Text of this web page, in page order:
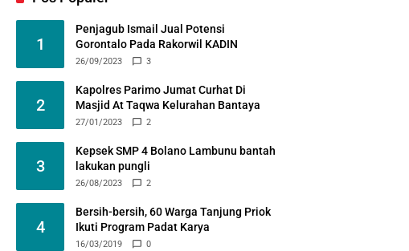
1
Penjagub Ismail Jual Potensi
Gorontalo Pada Rakorwil KADIN
26/09/2023 3
2
Kapolres Parimo Jumat Curhat Di
Masjid At Taqwa Kelurahan Bantaya
27/01/2023 2
3
Kepsek SMP 4 Bolano Lambunu bantah
lakukan pungli
26/08/2023 2
4
Bersih-bersih, 60 Warga Tanjung Priok
Ikuti Program Padat Karya
16/03/2019 0